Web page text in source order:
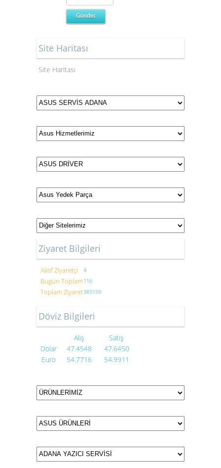
Site Haritası
Site Haritası
Ziyaret Bilgileri
Aktif Ziyaretçi 4
Bugün Toplam116
Toplam Ziyaret383159
Döviz Bilgileri
Alış
Satış
Dolar
47.4548
47.6450
Euro
54.7716 54.9911